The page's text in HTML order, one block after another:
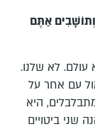
אַתֶּם
לא שלנו.
עם אחר על
היא
שני ביטויים